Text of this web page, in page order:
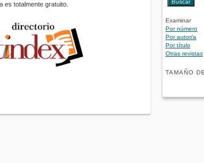
Examinar
Por número
Por autor/a
Por título
Otras revistas
TAMAÑO
es totalmente gratuito.